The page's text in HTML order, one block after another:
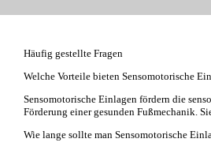
Häufig gestellte Fragen
Welche Vorteile bieten Sensomotorische
Sensomotorische Einlagen fördern die
Förderung einer gesunden Fußmechanik.
Wie lange sollte man Sensomotorische